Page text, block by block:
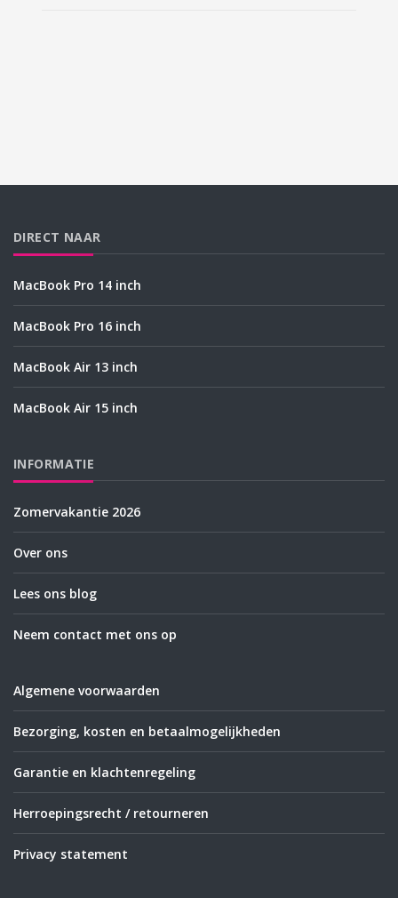
DIRECT NAAR
MacBook Pro 14 inch
MacBook Pro 16 inch
MacBook Air 13 inch
MacBook Air 15 inch
INFORMATIE
Zomervakantie 2026
Over ons
Lees ons blog
Neem contact met ons op
Algemene voorwaarden
Bezorging, kosten en betaalmogelijkheden
Garantie en klachtenregeling
Herroepingsrecht / retourneren
Privacy statement